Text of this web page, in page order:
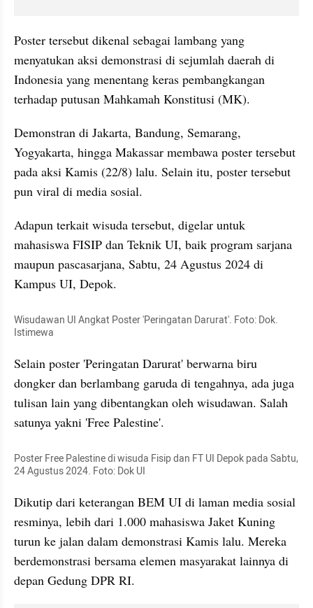
Poster tersebut dikenal sebagai lambang yang
menyatukan aksi demonstrasi di sejumlah daerah di
Indonesia yang menentang keras pembangkangan
terhadap putusan Mahkamah Konstitusi (MK).
Demonstran di Jakarta, Bandung, Semarang,
Yogyakarta, hingga Makassar membawa poster tersebut
pada aksi Kamis (22/8) lalu. Selain itu, poster tersebut
pun viral di media sosial.
Adapun terkait wisuda tersebut, digelar untuk
mahasiswa FISIP dan Teknik UI, baik program sarjana
maupun pascasarjana, Sabtu, 24 Agustus 2024 di
Kampus UI, Depok.
Wisudawan UI Angkat Poster 'Peringatan Darurat'. Foto: Dok.
Istimewa
Selain poster 'Peringatan Darurat' berwarna biru
dongker dan berlambang garuda di tengahnya, ada juga
tulisan lain yang dibentangkan oleh wisudawan. Salah
satunya yakni 'Free Palestine'.
Poster Free Palestine di wisuda Fisip dan FT UI Depok pada Sabtu,
24 Agustus 2024. Foto: Dok UI
Dikutip dari keterangan BEM UI di laman media sosial
resminya, lebih dari 1.000 mahasiswa Jaket Kuning
turun ke jalan dalam demonstrasi Kamis lalu. Mereka
berdemonstrasi bersama elemen masyarakat lainnya di
depan Gedung DPR RI.